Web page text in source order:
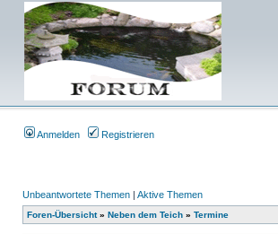
Anmelden Registrieren
Unbeantwortete Themen | Aktive Themen
Foren-Übersicht» Neben dem Teich » Termine